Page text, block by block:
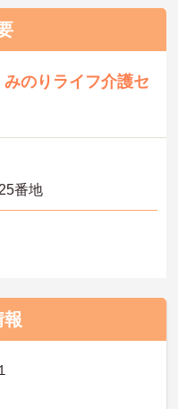
みのりライフ介護セ
番地
報